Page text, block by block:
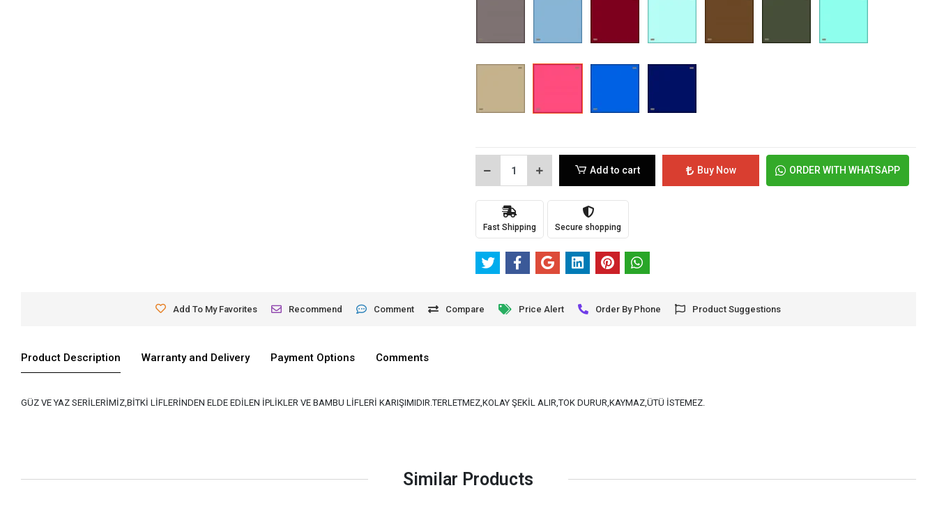
Add to cart Buy Now ORDER WITH WHATSAPP
Fast Shipping Secure shopping
Add To My Favorites Recommend Comment Compare Price Alert Order By Phone Product Suggestions
Product Description Warranty and Delivery Payment Options Comments
GÜZ VE YAZ SERİLERİMİZ,BİTKİ LİFLERİNDEN ELDE EDİLEN İPLİKLER VE BAMBU LİFLERİ KARIŞIMIDIR.TERLETMEZ,KOLAY ŞEKİL ALIR,TOK DURUR,KAYMAZ,ÜTÜ İSTEMEZ.
Similar Products